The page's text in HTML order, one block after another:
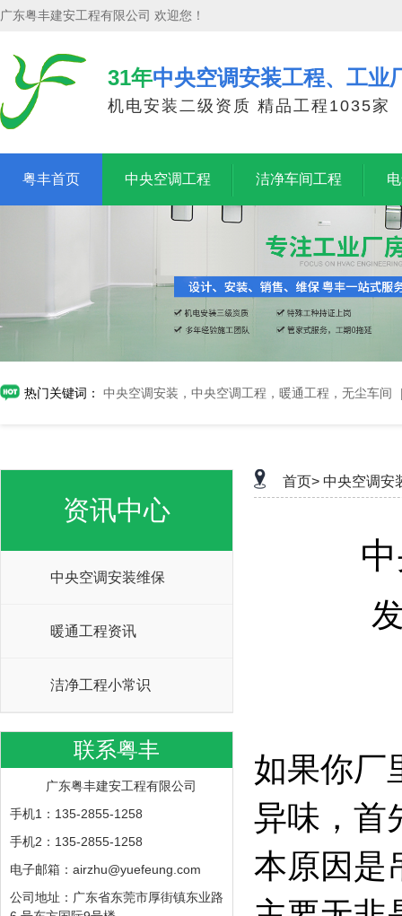
广东粤丰建安工程有限公司 欢迎您！
31年中央空调安装工程、工业
机电安装二级资质 精品工程1035家
粤丰首页 中央空调工程 洁净车间工程
热门关键词： 中央空调安装，中央空调工程，暖通工程，无尘车间
资讯中心
中央空调安装维保
暖通工程资讯
洁净工程小常识
联系粤丰
广东粤丰建安工程有限公司
手机1：135-2855-1258
手机2：135-2855-1258
电子邮箱：airzhu@yuefeung.com
公司地址：广东省东莞市厚街镇东业路
首页> 中央空调安
如果你厂
异味，首
本原因是